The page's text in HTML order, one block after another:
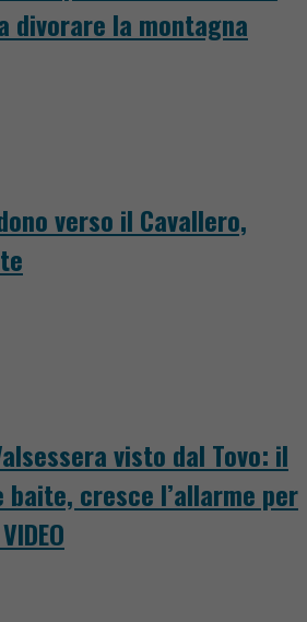
divorare la montagna
verso il Cavallero,
visto dal Tovo: il
cresce l’allarme per